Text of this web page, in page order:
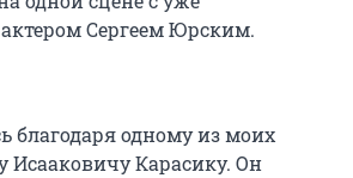
Сергеем Юрским.
благодаря одному из моих
Исааковичу Карасику. Он